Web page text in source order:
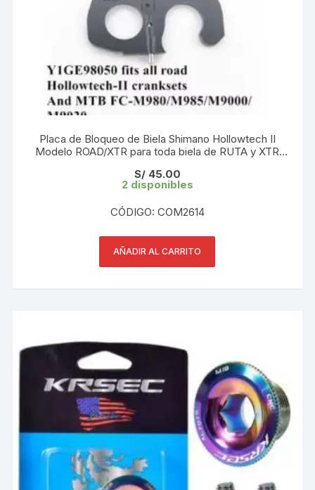
Placa de Bloqueo de Biela Shimano Hollowtech II
Modelo ROAD/XTR para toda biela de RUTA y XTR
S/45.00
2 disponibles
CÓDIGO: COM2614
AÑADIR AL CARRITO